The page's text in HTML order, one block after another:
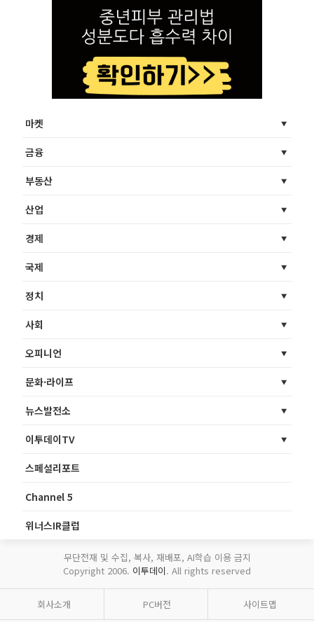
마켓
금융
부동산
산업
경제
국제
정치
사회
오피니언
문화·라이프
뉴스발전소
이투데이TV
스페셜리포트
Channel 5
위너스IR클럽
무단전재 및 수집, 복사, 재배포, AI학습 이용 금지
Copyright 2006. 이투데이. All rights reserved
회사소개 PC버전 사이트맵